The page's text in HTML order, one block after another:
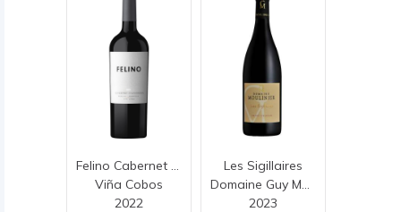
Viña Cobos
2022
Les Sigillaires
2023